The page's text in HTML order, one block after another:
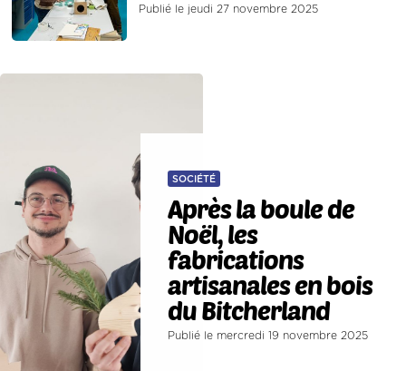
Publié le jeudi 27 novembre 2025
SOCIÉTÉ
Après la boule de
Noël, les
fabrications
artisanales en bois
du Bitcherland
Publié le mercredi 19 novembre 2025